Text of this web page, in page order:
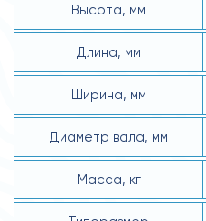
Высота, мм
Длина, мм
Ширина, мм
Диаметр вала, мм
Масса, кг